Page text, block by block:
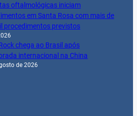
oftalmológicas iniciam
em Santa Rosa com mais de
procedimentos previstos
chega ao Brasil após
internacional na China
de 2026